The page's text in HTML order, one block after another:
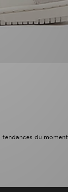
du moment